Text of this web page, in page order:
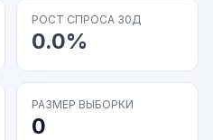
РОСТ СПРОСА 30Д
0.0%
РАЗМЕР ВЫБОРКИ
0